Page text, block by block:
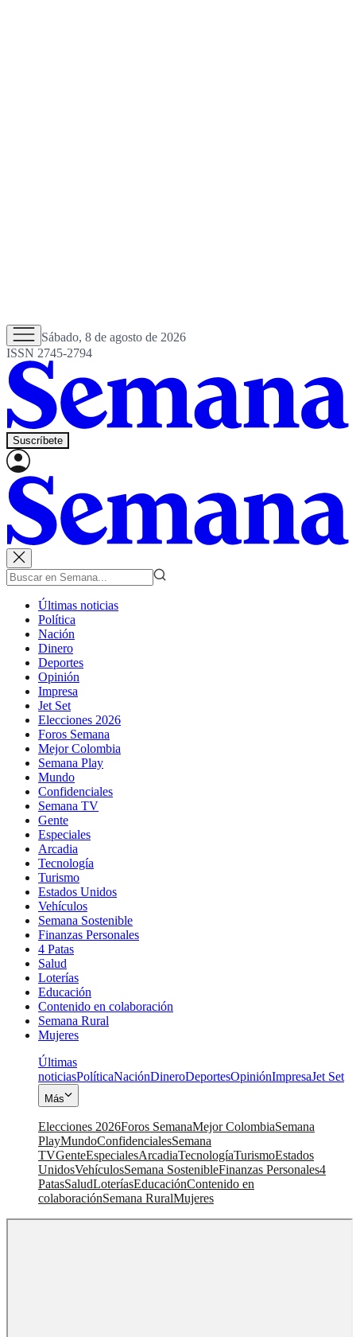
Sábado, 8 de agosto de 2026
ISSN 2745-2794
Suscríbete
Últimas noticias
Política
Nación
Dinero
Deportes
Opinión
Impresa
Jet Set
Elecciones 2026
Foros Semana
Mejor Colombia
Semana Play
Mundo
Confidenciales
Semana TV
Gente
Especiales
Arcadia
Tecnología
Turismo
Estados Unidos
Vehículos
Semana Sostenible
Finanzas Personales
4 Patas
Salud
Loterías
Educación
Contenido en colaboración
Semana Rural
Mujeres
Últimas
noticiasPolíticaNaciónDineroDeportesOpiniónImpresaJet Set
Más
Elecciones 2026Foros SemanaMejor ColombiaSemana
PlayMundoConfidencialesSemana
TVGenteEspecialesArcadiaTecnologíaTurismoEstados
UnidosVehículosSemana SostenibleFinanzas Personales4
PatasSaludLoteríasEducaciónContenido en
colaboraciónSemana RuralMujeres